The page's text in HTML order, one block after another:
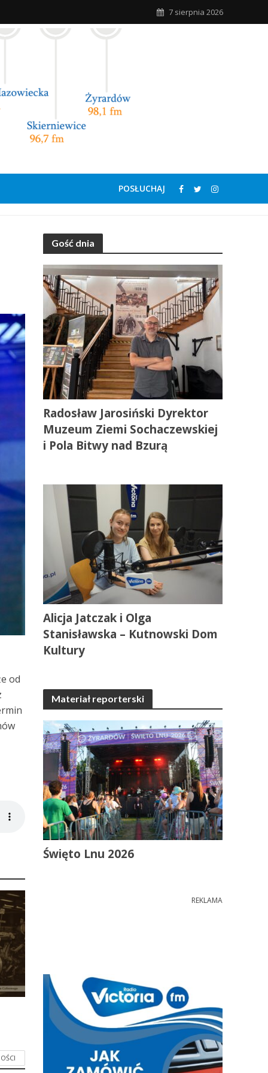
7 sierpnia 2026
POSŁUCHAJ
od
Gość dnia
Radosław Jarosiński Dyrektor
Muzeum Ziemi Sochaczewskiej
i Pola Bitwy nad Bzurą
Alicja Jatczak i Olga
Stanisławska – Kutnowski Dom
Kultury
Materiał reporterski
Święto Lnu 2026
REKLAMA